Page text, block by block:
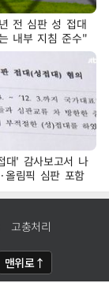
전 심판 성 접대
내부 지침 준수"
대' 감사보고서 나
림픽 심판 포함
고충처리
맨위로↑